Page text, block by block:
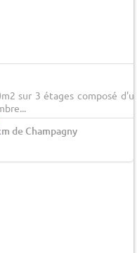
sur 3 étages composé
de Champagny